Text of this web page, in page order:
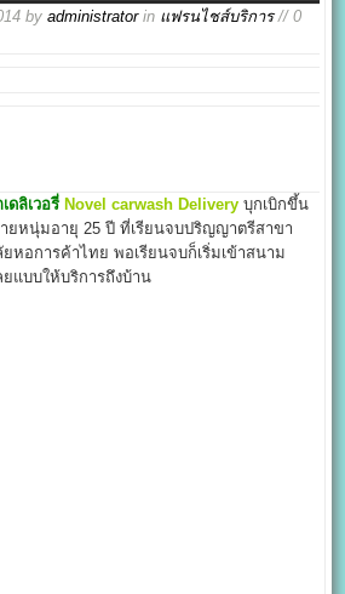
byadministratorin แฟรนไชส์บริการ// 0
ดลิเวอรี่ Novel carwash Delivery บุกเบิกขึ้น
หนุ่มอายุ 25 ปี ที่เรียนจบปริญญาตรีสาขา
หอการค้าไทย พอเรียนจบก็เริ่มเข้าสนาม
ยแบบให้บริการถึงบ้าน